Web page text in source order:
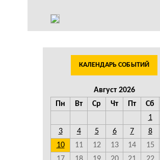
КАЛЕНДАРЬ СОБЫТИЙ
Август 2026
Пн
Вт Ср Чт Пт Сб
1
3
4 5 6 7 8
10
11 12 13 14 15